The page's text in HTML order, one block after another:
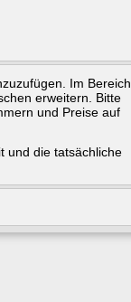
Im Bereich
erweitern. Bitte
und Preise auf
und die tatsächliche